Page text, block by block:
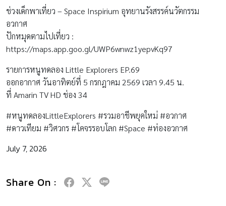
ช่วงเด็กพาเที่ยว – Space Inspirium อุทยานรังสรรค์นวัตกรรม
อวกาศ
ปักหมุดตามไปเที่ยว :
https://maps.app.goo.gl/UWP6wnwz1yepvKq97
รายการหนูทดลอง Little Explorers EP.69
ออกอากาศ วันอาทิตย์ที่ 5 กรกฎาคม 2569 เวลา 9.45 น.
ที่ Amarin TV HD ช่อง 34
#หนูทดลองLittleExplorers #รวมอาชีพยุคใหม่ #อวกาศ
#ดาวเทียม #วิศวกร #โคจรรอบโลก #Space #ท่องอวกาศ
July 7, 2026
Share On :